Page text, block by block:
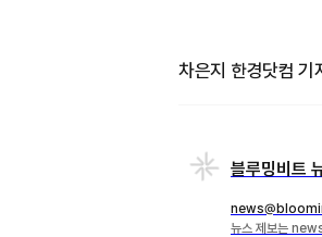
차은지 한경닷컴
블루밍비트
뉴스 제보는